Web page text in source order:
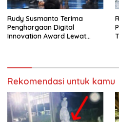
Rudy Susmanto Terima
Penghargaan Digital
Innovation Award Lewat
Rekomendasi untuk kamu